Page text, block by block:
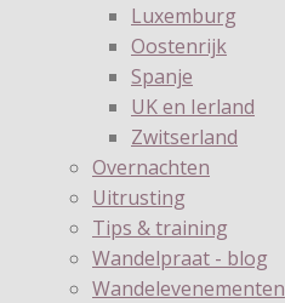
Luxemburg
Oostenrijk
Spanje
UK en Ierland
Zwitserland
Overnachten
Uitrusting
Tips & training
Wandelpraat - blog
Wandelevenementen